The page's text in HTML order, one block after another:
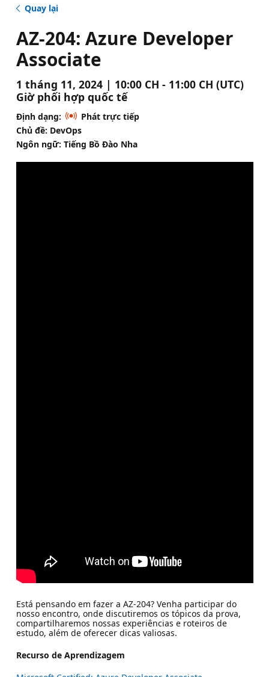
Quay lại
AZ-204: Azure Developer
Associate
1 tháng 11, 2024 | 10:00 CH - 11:00 CH (UTC)
Giờ phối hợp quốc tế
Định dạng:
Phát trực tiếp
Chủ đề: DevOps
Ngôn ngữ: Tiếng Bồ Đào Nha
Está pensando em fazer a AZ-204? Venha participar do
nosso encontro, onde discutiremos os tópicos da prova,
compartilharemos nossas experiências e roteiros de
estudo, além de oferecer dicas valiosas.
Recurso de Aprendizagem